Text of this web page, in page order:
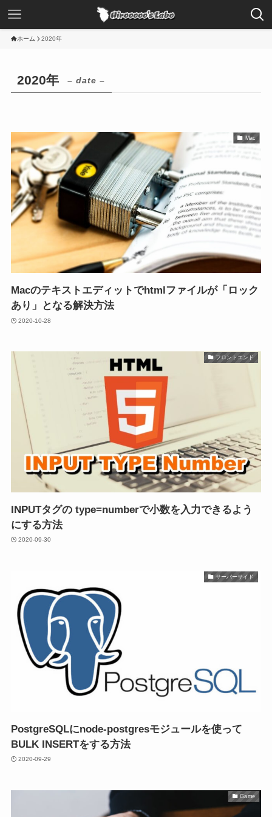
ホーム 2020年
2020年 – date –
Mac
Macのテキストエディットでhtmlファイルが「ロック
あり」となる解決方法
2020-10-28
フロントエンド
INPUTタグの type=numberで小数を入力できるよう
にする方法
2020-09-30
サーバーサイド
PostgreSQLにnode-postgresモジュールを使って
BULK INSERTをする方法
2020-09-29
Game